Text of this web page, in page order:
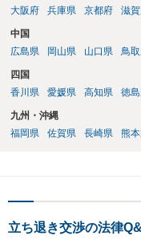
大阪府
兵庫県 京都府 滋
中国
広島県
岡山県 山口県 鳥
四国
香川県
愛媛県 高知県 徳
九州・沖縄
福岡県
佐賀県 長崎県 熊
立ち退き交渉の法律